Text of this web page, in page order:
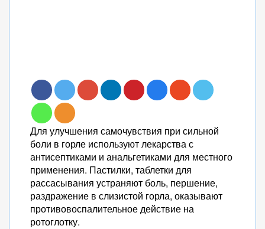
Для улучшения самочувствия при сильной
боли в горле используют лекарства с
антисептиками и анальгетиками для местного
применения. Пастилки, таблетки для
рассасывания устраняют боль, першение,
раздражение в слизистой горла, оказывают
противовоспалительное действие на
ротоглотку.